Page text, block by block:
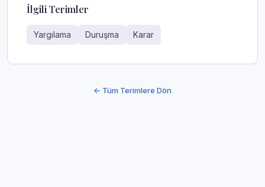
İlgili Terimler
Yargılama Duruşma Karar
← Tüm Terimlere Dön